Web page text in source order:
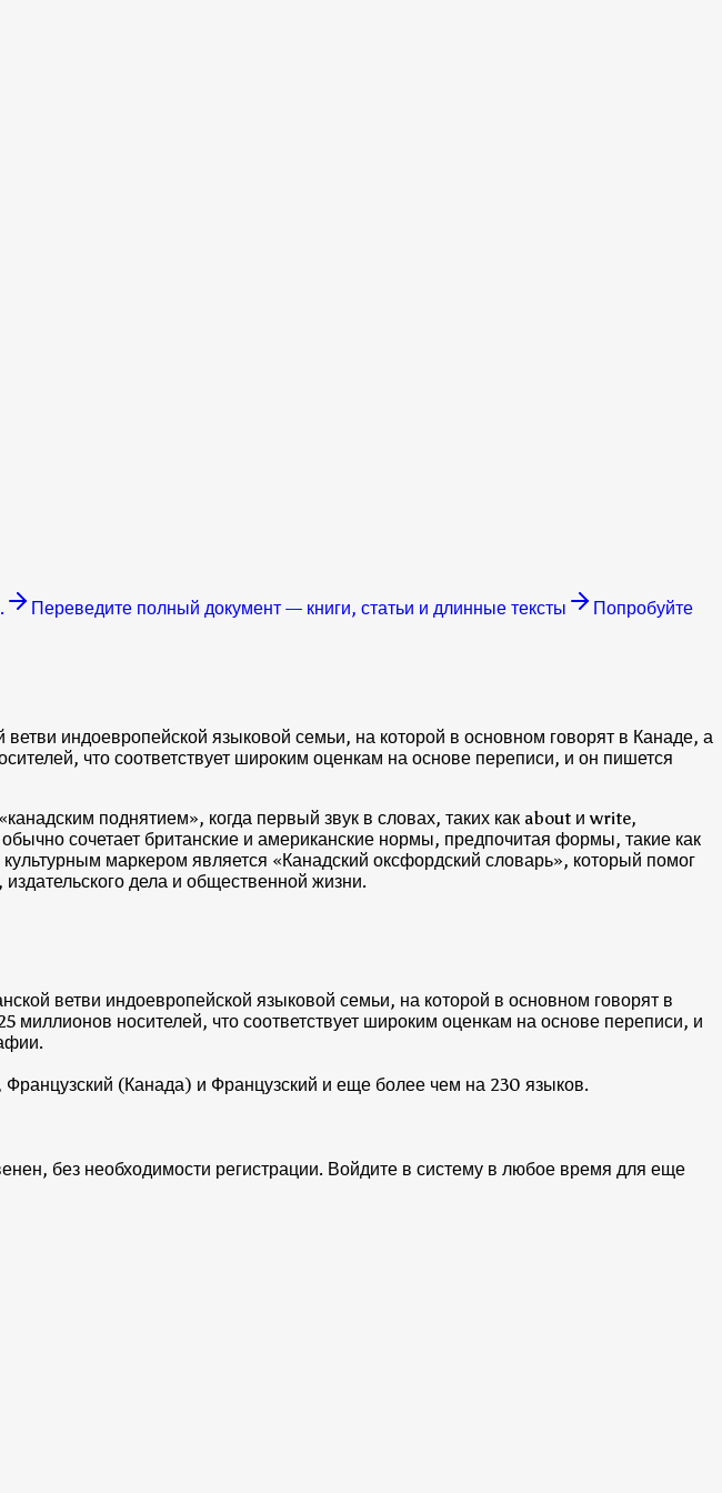
Переведите полный документ — книги, статьи и длинные тексты
Попробуйте
индоевропейской языковой семьи, на которой в основном говорят в Канаде, а
что соответствует широким оценкам на основе переписи, и он пишется
поднятием», когда первый звук в словах, таких как about и write,
сочетает британские и американские нормы, предпочитая формы, такие как
маркером является «Канадский оксфордский словарь», который помог
дела и общественной жизни.
ветви индоевропейской языковой семьи, на которой в основном говорят в
носителей, что соответствует широким оценкам на основе переписи, и
(Канада) и Французский и еще более чем на 230 языков.
без необходимости регистрации. Войдите в систему в любое время для еще